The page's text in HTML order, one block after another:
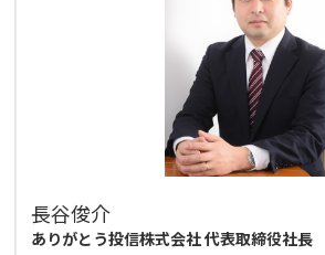
長谷俊介
ありがとう投信株式会社 代表取締役社長